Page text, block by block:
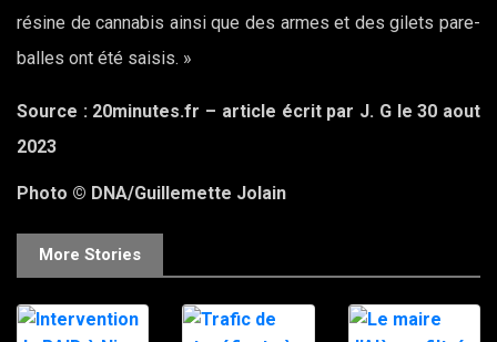
résine de cannabis ainsi que des armes et des gilets pare-
balles ont été saisis. »
Source : 20minutes.fr – article écrit par J. G le 30 aout
2023
Photo © DNA/Guillemette Jolain
More Stories